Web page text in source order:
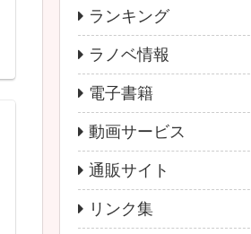
ランキング
ラノベ情報
電子書籍
動画サービス
通販サイト
リンク集